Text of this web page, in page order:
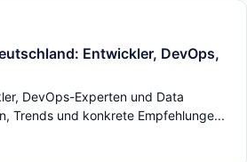
Entwickler, DevOps,
DevOps-Experten und Data
Trends und konkrete Empfehlunge...